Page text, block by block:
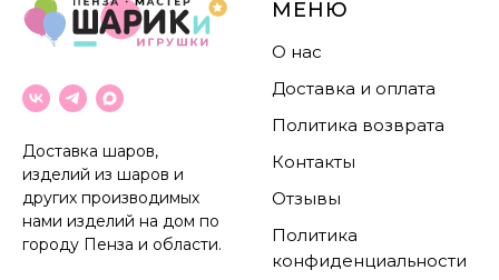
Доставка шаров,
изделий из шаров и
других производимых
нами изделий на дом по
городу Пенза и области.
МЕНЮ
О нас
Доставка и оплата
Политика возврата
Контакты
Отзывы
Политика
конфиденциальности